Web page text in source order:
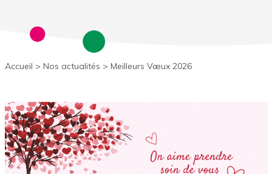
Accueil > Nos actualités > Meilleurs Vœux 2026